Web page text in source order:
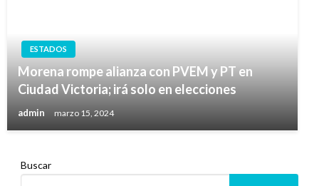
ESTADOS
Morena rompe alianza con PVEM y PT en
Ciudad Victoria; irá solo en elecciones
admin marzo 15, 2024
Buscar